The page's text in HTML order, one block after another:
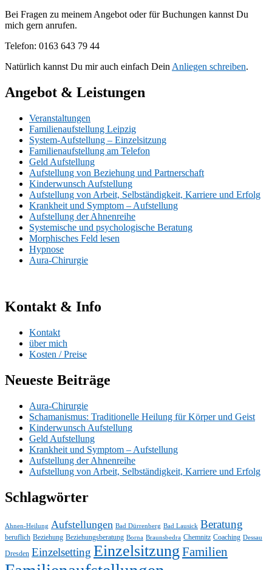
Bei Fragen zu meinem Angebot oder für Buchungen kannst Du
mich gern anrufen.
Telefon: 0163 643 79 44
Natürlich kannst Du mir auch einfach DeinAnliegen schreiben.
Angebot & Leistungen
Veranstaltungen
Familienaufstellung Leipzig
System-Aufstellung – Einzelsitzung
Familienaufstellung am Telefon
Geld Aufstellung
Aufstellung von Beziehung und Partnerschaft
Kinderwunsch Aufstellung
Aufstellung von Arbeit, Selbständigkeit, Karriere und Erfolg
Krankheit und Symptom – Aufstellung
Aufstellung der Ahnenreihe
Systemische und psychologische Beratung
Morphisches Feld lesen
Hypnose
Aura-Chirurgie
Kontakt & Info
Kontakt
über mich
Kosten / Preise
Neueste Beiträge
Aura-Chirurgie
Schamanismus: Traditionelle Heilung für Körper und Geist
Kinderwunsch Aufstellung
Geld Aufstellung
Krankheit und Symptom – Aufstellung
Aufstellung der Ahnenreihe
Aufstellung von Arbeit, Selbständigkeit, Karriere und Erfolg
Schlagwörter
Ahnen-Heilung Aufstellungen Bad Dürrenberg Bad Lausick Beratung
beruflich Beziehung Beziehungsberatung Borna Braunsbedra Chemnitz Coaching Dessau
Dresden Einzelsetting Einzelsitzung Familien